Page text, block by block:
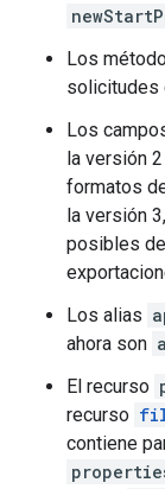
Los
solicitudes
Los
la versión
formatos
la versión
posibles
Los alias
ahora son
El recurso
recurso
contiene